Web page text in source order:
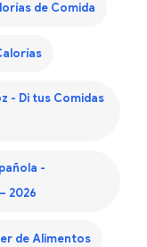
de Comida
- Di tus Comidas
-
2026
de Alimentos